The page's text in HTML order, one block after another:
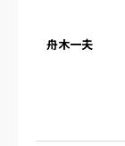
舟木一夫